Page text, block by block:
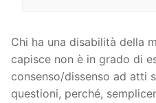
Chi ha una disabilità della
capisce non è in grado di
consenso/dissenso ad atti
questioni, perché,